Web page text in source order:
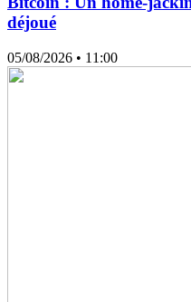
déjoué
05/08/2026 • 11:00